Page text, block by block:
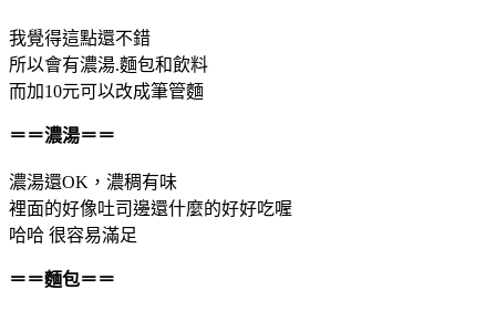
我覺得這點還不錯
所以會有濃湯.麵包和飲料
而加10元可以改成筆管麵
＝＝濃湯＝＝
濃湯還OK，濃稠有味
裡面的好像吐司邊還什麼的好好吃喔
哈哈 很容易滿足
＝＝麵包＝＝